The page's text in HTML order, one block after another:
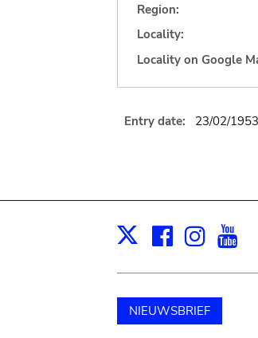
Region:
Locality:
Locality on Google
Entry date: 23/02/1953
X Facebook
NIEUWSBRIEF